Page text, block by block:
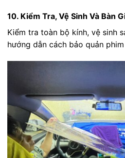
10. Kiểm Tra, Vệ Sinh Và Bàn
Kiểm tra toàn bộ kính, vệ sinh
hướng dẫn cách bảo quản